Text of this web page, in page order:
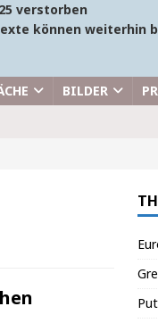
verstorben
können weiterhin
BILDER